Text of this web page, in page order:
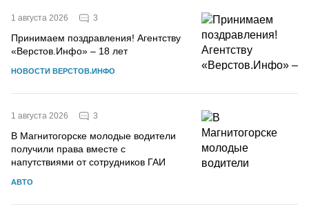
1 августа 2026 3
Принимаем поздравления! Агентству
«Верстов.Инфо» – 18 лет
НОВОСТИ ВЕРСТОВ.ИНФО
1 августа 2026 3
В Магнитогорске молодые водители
получили права вместе с
напутствиями от сотрудников ГАИ
АВТО